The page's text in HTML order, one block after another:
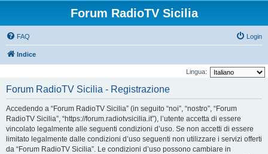
Forum RadioTV Sicilia
FAQ Login
Indice
Lingua:
Forum RadioTV Sicilia - Registrazione
Accedendo a “Forum RadioTV Sicilia” (in seguito “noi”, “nostro”, “Forum
RadioTV Sicilia”, “https://forum.radiotvsicilia.it”), l’utente accetta di essere
vincolato legalmente alle seguenti condizioni d’uso. Se non accetti di essere
limitato legalmente dalle condizioni d’uso seguenti non utilizzare i servizi offerti
da “Forum RadioTV Sicilia”. Le condizioni d’uso possono cambiare in